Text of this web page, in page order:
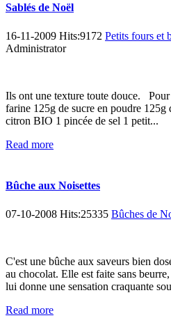
Sablés de Noël
16-11-2009 Hits:9172 Petits fours et
Administrator
Ils ont une texture toute douce. Pour
farine 125g de sucre en poudre 125g
citron BIO 1 pincée de sel 1 petit...
Read more
Bûche aux Noisettes
07-10-2008 Hits:25335 Bûches de
C'est une bûche aux saveurs bien
au chocolat. Elle est faite sans
lui donne une sensation craquante
Read more